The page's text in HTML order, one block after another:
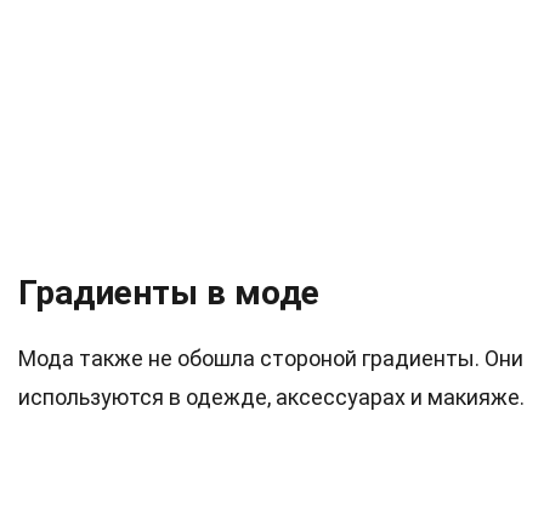
Градиенты в моде
Мода также не обошла стороной градиенты. Они
используются в одежде, аксессуарах и макияже.